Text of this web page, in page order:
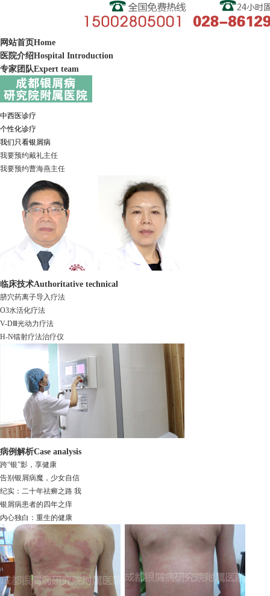
网站首页Home
医院介绍Hospital Introduction
专家团队Expert team
中西医诊疗
个性化诊疗
我们只看银屑病
我要预约戴礼主任
我要预约曹海燕主任
临床技术Authoritative technical
脐穴药离子导入疗法
O3水活化疗法
V-DⅢ光动力疗法
H-N镭射疗法治疗仪
病例解析Case analysis
跨“银”影，享健康
告别银屑病魔，少女自信
纪实：二十年祛癣之路 我
银屑病患者的四年之痒
内心独白：重生的健康